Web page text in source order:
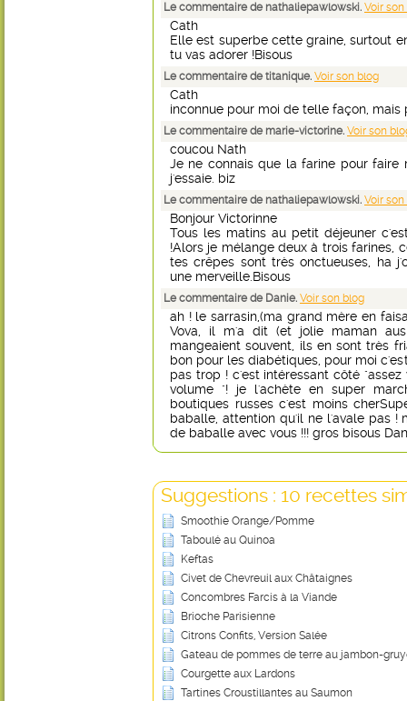
Le commentaire de nathaliepawlowski. Voir
Cath
Elle est superbe cette graine, surtout
tu vas adorer !Bisous
Le commentaire de titanique. Voir son blog
Cath
inconnue pour moi de telle façon, mais
Le commentaire de marie-victorine. Voir son
coucou Nath
Je ne connais que la farine pour
j'essaie. biz
Le commentaire de nathaliepawlowski. Voir
Bonjour Victorinne
Tous les matins au petit déjeuner
!Alors je mélange deux à trois farines,
tes crêpes sont très onctueuses, ha
une merveille.Bisous
Le commentaire de Danie. Voir son blog
ah ! le sarrasin,(ma grand mère en
Vova, il m'a dit (et jolie maman
mangeaient souvent, ils en sont très
bon pour les diabétiques, pour moi
pas trop ! c'est intéressant côté
volume "! je l'achète en super
boutiques russes c'est moins
baballe, attention qu'il ne l'avale pas !
de baballe avec vous !!! gros bisous
Suggestions : 10 recettes
Smoothie Orange/Pomme
Taboulé au Quinoa
Keftas
Civet de Chevreuil aux Châtaignes
Concombres Farcis à la Viande
Brioche Parisienne
Citrons Confits, Version Salée
Gateau de pommes de terre au jambon-
Courgette aux Lardons
Tartines Croustillantes au Saumon